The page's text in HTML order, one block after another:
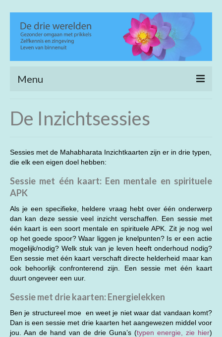
Menu
Heling en verfijning
Wijs wandelen
Achtergrond
Open meditatie
De Inzichtsessies
Sessies met de Mahabharata Inzichtkaarten zijn er in drie typen,
die elk een eigen doel hebben:
Sessie met één kaart: Een mentale en spirituele
APK
Als je een specifieke, heldere vraag hebt over één onderwerp
dan kan deze sessie veel inzicht verschaffen. Een sessie met
één kaart is een soort mentale en spirituele APK. Zit je nog wel
op het goede spoor? Waar liggen je knelpunten? Is er een actie
mogelijk/nodig? Welk stuk van je leven heeft onderhoud nodig?
Een sessie met één kaart verschaft directe helderheid maar kan
ook behoorlijk confronterend zijn. Een sessie met één kaart
duurt ongeveer een uur.
Sessie met drie kaarten: Energielekken
Ben je structureel moe en weet je niet waar dat vandaan komt?
Dan is een sessie met drie kaarten het aangewezen middel voor
jou. Aan de hand van de drie Guna’s (typen energie, zie hier)